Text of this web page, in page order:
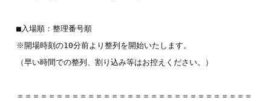
■入場順：整理番号順
※開場時刻の10分前より整列を開始いたします。
（早い時間での整列、割り込み等はお控えください。）
＝＝＝＝＝＝＝＝＝＝＝＝＝＝＝＝＝＝＝＝＝＝＝＝＝＝＝＝＝＝